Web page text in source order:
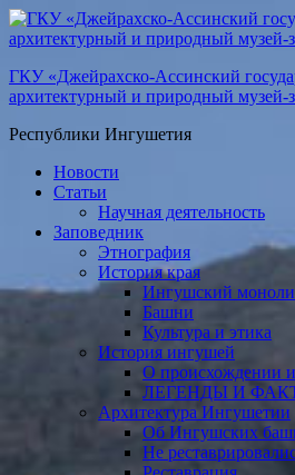
ГКУ «Джейрахско-Ассинcкий
архитектурный и природный музей-
Республики Ингушетия
Новости
Статьи
Научная деятельность
Заповедник
Этнография
История края
Ингушский
Башни
Культура и этика
История ингушей
О происхождении
ЛЕГЕНДЫ И
Архитектура Ингушетии
Об Ингушских
Не